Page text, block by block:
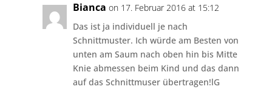
Bianca on 17. Februar 2016 at 15:12
Das ist ja individuell je nach
Schnittmuster. Ich würde am Besten von
unten am Saum nach oben hin bis Mitte
Knie abmessen beim Kind und das dann
auf das Schnittmuser übertragen!lG